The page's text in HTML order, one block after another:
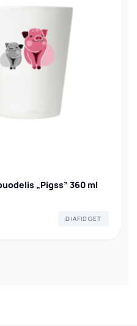
„Pigss” 360 ml
DIAFIDGET